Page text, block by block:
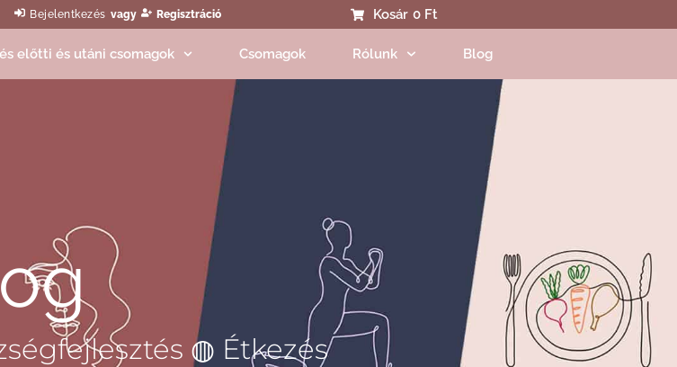
Bejelentkezés vagy Regisztráció Kosár 0 Ft
előtti és utáni csomagok Csomagok Rólunk Blog
◍ Étkezés